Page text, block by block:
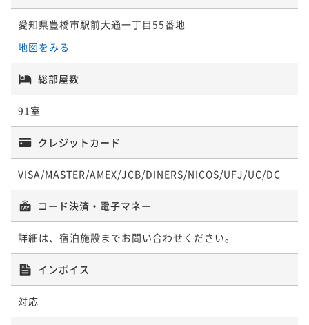
愛知県豊橋市駅前大通一丁目55番地
地図をみる
総部屋数
91室
クレジットカード
VISA/MASTER/AMEX/JCB/DINERS/NICOS/UFJ/UC/DC
コード決済・電子マネー
詳細は、宿泊施設までお問い合わせください。
インボイス
対応